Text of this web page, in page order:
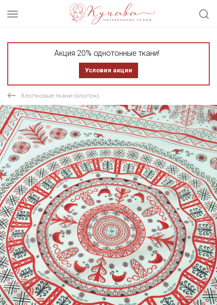
Акция 20% однотонные ткани!
Условия акции
Хлопковые ткани (хлопок)